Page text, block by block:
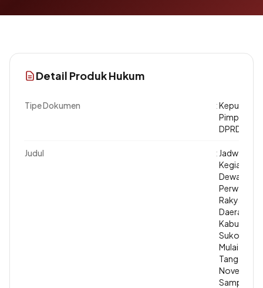
Detail Produk Hukum
Tipe Dokumen :Keputusan
Pimpinan
DPRD
Judul : Jadwal
Kegiatan
Dewan
Perwakilan
Rakyat
Daerah
Kabupaten
Sukoharjo
Mulai
Tanggal 7
November
Sampai